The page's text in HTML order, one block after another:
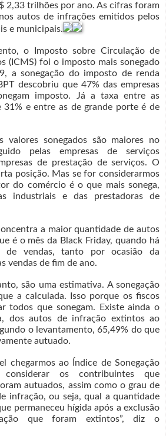
2,33 trilhões por ano. As cifras foram
autos de infrações emitidos pelos
e municipais.
o Imposto sobre Circulação de
(ICMS) foi o imposto mais sonegado
a sonegação do imposto de renda
descobriu que 47% das empresas
imposto. Já a taxa entre as
31% e entre as de grande porte é de
valores sonegados são maiores no
pelas empresas de serviços
de prestação de serviços. O
posição. Mas se for considerarmos
do comércio é o que mais sonega,
industriais e das prestadoras de
a maior quantidade de autos
é o mês da Black Friday, quando há
de vendas, tanto por ocasião da
vendas de fim de ano.
são uma estimativa. A sonegação
a calculada. Isso porque os fiscos
todos que sonegam. Existe ainda o
dos autos de infração extintos ao
o levantamento, 65,49% do que
autuado.
chegarmos ao Índice de Sonegação
os contribuintes que
autuados, assim como o grau de
infração, ou seja, qual a quantidade
permaneceu hígida após a exclusão
que foram extintos”, diz o